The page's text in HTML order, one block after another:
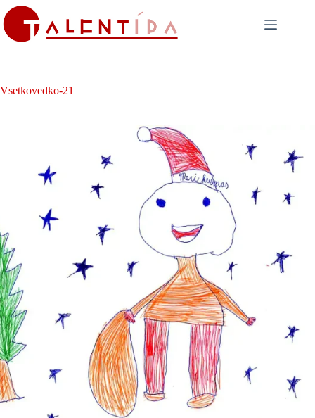
Skip
to
content
Vsetkovedko-21